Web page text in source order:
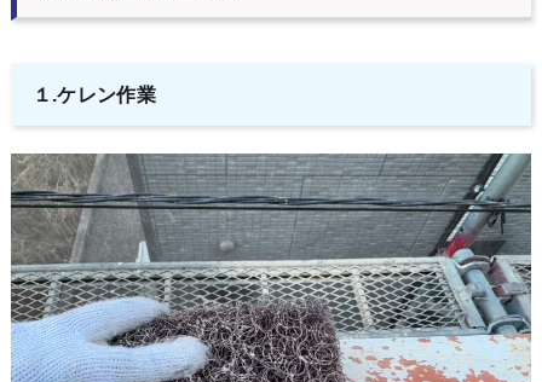
１.ケレン作業